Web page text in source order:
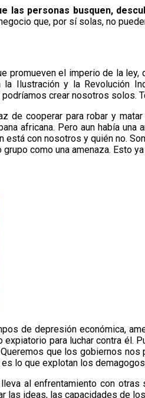
las personas busquen,
que, por sí solas, no
promueven el imperio de la
Ilustración y la Revolución
crear nosotros solos.
de cooperar para robar y
africana. Pero aun había
está con nosotros y quién no.
como una amenaza. Esto
de depresión económica,
para luchar contra él.
que los gobiernos
lo que explotan los
al enfrentamiento con
las ideas, las capacidades de